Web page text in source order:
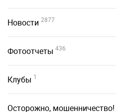
Новости 2877
Фотоотчеты 436
Клубы 1
Осторожно, мошенничество!